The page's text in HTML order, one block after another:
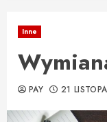
Inne
PAY 21